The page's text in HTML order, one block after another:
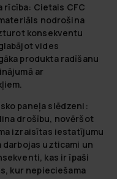
rīcība: Cietais CFC
nodrošina
konsekventu
vides
produkta radīšanu
ar
paneļa slēdzeni :
drošību, novēršot
izraisītas iestatījumu
darbojas uzticami un
kas ir īpaši
kur nepieciešama